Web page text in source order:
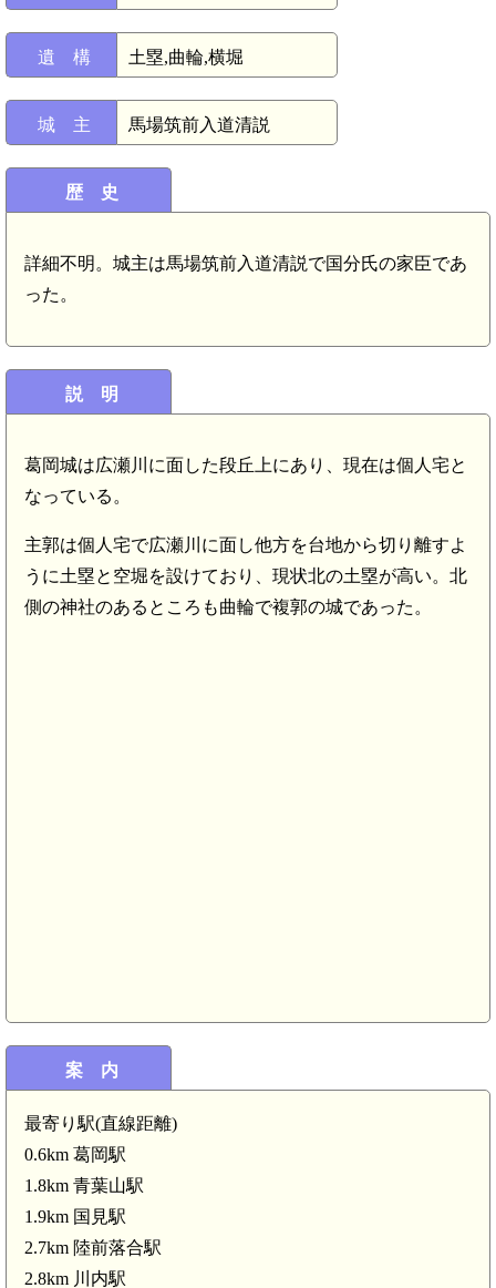
遺 構 土塁,曲輪,横堀
城 主 馬場筑前入道清説
歴 史
詳細不明。城主は馬場筑前入道清説で国分氏の家臣であ
った。
説 明
葛岡城は広瀬川に面した段丘上にあり、現在は個人宅と
なっている。
主郭は個人宅で広瀬川に面し他方を台地から切り離すよ
うに土塁と空堀を設けており、現状北の土塁が高い。北
側の神社のあるところも曲輪で複郭の城であった。
案 内
最寄り駅(直線距離)
0.6km 葛岡駅
1.8km 青葉山駅
1.9km 国見駅
2.7km 陸前落合駅
2.8km 川内駅